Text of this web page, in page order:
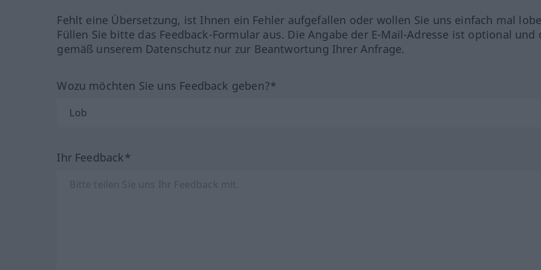
Fehlt eine Übersetzung, ist Ihnen ein Fehler aufgefallen oder wollen Sie uns einfach mal
Füllen Sie bitte das Feedback-Formular aus. Die Angabe der E-Mail-Adresse ist optional und
gemäß unserem Datenschutz nur zur Beantwortung Ihrer Anfrage.
Wozu möchten Sie uns Feedback geben?*
Ihr Feedback*